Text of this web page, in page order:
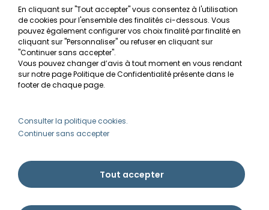
RGPD
MON COMPTE
Avantages
Créer un compte client
Besoin d'aide ?
En cliquant sur "Tout accepter" vous consentez à l'utilisation
de cookies pour l'ensemble des finalités ci-dessous. Vous
pouvez également configurer vos choix finalité par finalité en
cliquant sur "Personnaliser" ou refuser en cliquant sur
"Continuer sans accepter".
Vous pouvez changer d’avis à tout moment en vous rendant
sur notre page Politique de Confidentialité présente dans le
footer de chaque page.
Consulter la politique cookies.
Continuer sans accepter
Tout accepter